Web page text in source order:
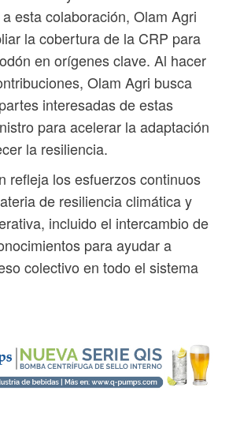
esta colaboración, Olam Agri
la cobertura de la CRP para
en orígenes clave. Al hacer
Olam Agri busca
interesadas de estas
para acelerar la adaptación
la resiliencia.
refleja los esfuerzos continuos
de resiliencia climática y
incluido el intercambio de
para ayudar a
colectivo en todo el sistema